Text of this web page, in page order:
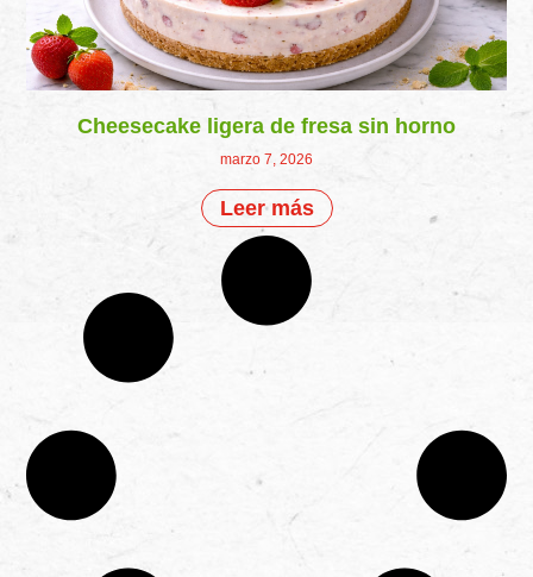
Cheesecake ligera de fresa sin horno
marzo 7, 2026
Leer más